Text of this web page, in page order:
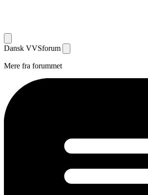
Dansk VVSforum
Mere fra forummet